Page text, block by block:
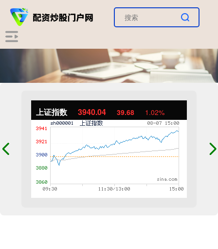
上证指数 3940.04 39.68 1.02%